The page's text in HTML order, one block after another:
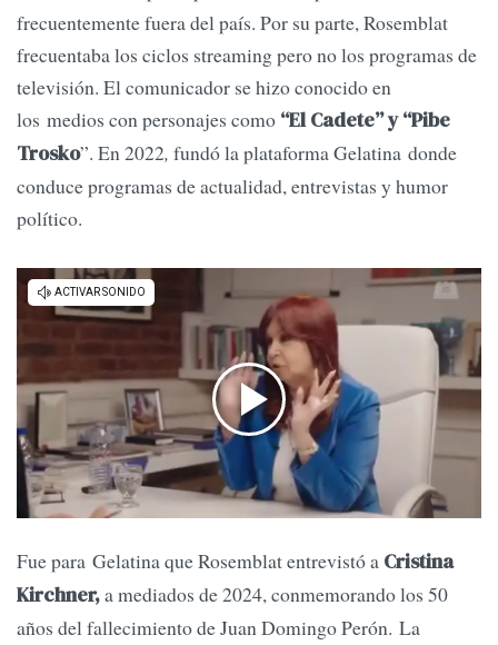
frecuentemente fuera del país. Por su parte, Rosemblat
frecuentaba los ciclos streaming pero no los programas de
televisión. El comunicador se hizo conocido en
los medios con personajes como “El Cadete” y “Pibe
Trosko”. En 2022, fundó la plataforma Gelatina donde
conduce programas de actualidad, entrevistas y humor
político.
Fue para Gelatina que Rosemblat entrevistó a Cristina
Kirchner,a mediados de 2024, conmemorando los 50
años del fallecimiento de Juan Domingo Perón. La